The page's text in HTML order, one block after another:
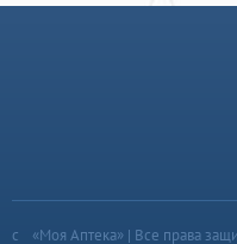
«Моя Аптека» | Все права